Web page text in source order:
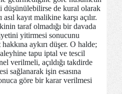
düşünülebilirse de kural olarak
kayıt malikine karşı açılır.
taraf olmadığı bir davada
yitirmesi sonucunu
aykırı düşer. O halde;
tapu iptal ve tescil
verilmeli, açıldığı takdirde
sağlanarak işin esasına
göre bir karar verilmesi